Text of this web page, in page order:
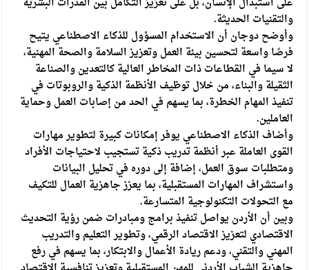
والتقنيات الحديثة.
وأوضح دوجان أن الاستخدام المسؤول للذكاء الاصطناعي يتيح
فرصًا واسعة لتحسين بيئة العمل وتعزيز السلامة والصحة المهنية،
لا سيما في القطاعات ذات المخاطر العالية كالتعدين والصناعة
الثقيلة والبناء، من خلال توظيف الأنظمة الذكية والروبوتات في
تنفيذ المهام الخطرة، بما يسهم في الحد من إصابات العمل وحماية
العاملين.
وأضاف الذكاء الاصطناعي يوفر إمكانات كبيرة لتطوير مهارات
القوى العاملة عبر أنظمة تدريب ذكية تستجيب لاحتياجات الأفراد
ومتطلبات سوق العمل، إضافة إلى دوره في تحليل البيانات
واستشراف المهارات المستقبلية، بما يعزز جاهزية العمال للتكيف
مع التحولات التكنولوجية المتسارعة.
وبين أن الأردن يواصل تنفيذ برامج ومبادرات ضمن رؤية التحديث
الاقتصادي لتعزيز الاقتصاد الرقمي، وتطوير التعليم والتدريب
المهني والتقني، ودعم ريادة الأعمال والابتكار، بما يسهم في رفع